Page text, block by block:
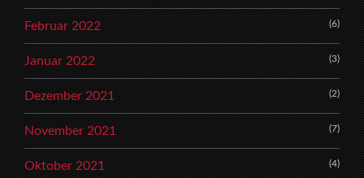
Februar 2022 (6)
Januar 2022 (3)
Dezember 2021 (2)
November 2021 (7)
Oktober 2021 (4)